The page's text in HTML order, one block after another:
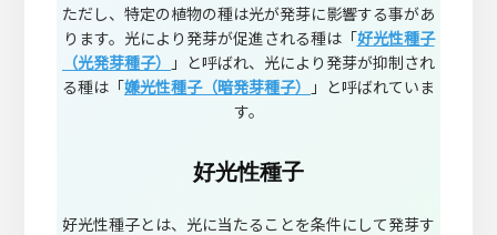
ただし、特定の植物の種は光が発芽に影響する事があ
ります。光により発芽が促進される種は「好光性種子
（光発芽種子）
」と呼ばれ、光により発芽が抑制され
る種は「嫌光性種子（暗発芽種子）
」と呼ばれていま
す。
好光性種子
好光性種子とは、光に当たることを条件にして発芽す